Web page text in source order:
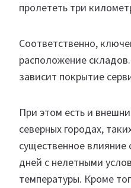
пролететь три
Соответственно,
расположение
зависит покрытие
При этом есть и
северных городах,
существенное влияние
дней с нелетными
температуры. Кроме